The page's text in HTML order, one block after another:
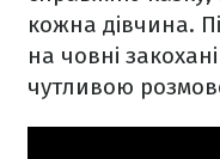
кожна дівчина.
на човні
чутливою